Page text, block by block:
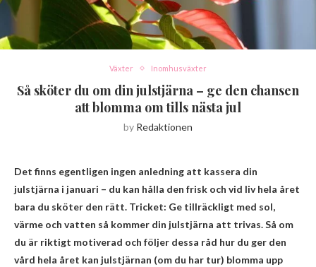
Växter Inomhusväxter
Så sköter du om din julstjärna – ge den chansen
att blomma om tills nästa jul
by Redaktionen
Det finns egentligen ingen anledning att kassera din
julstjärna i januari – du kan hålla den frisk och vid liv hela året
bara du sköter den rätt. Tricket: Ge tillräckligt med sol,
värme och vatten så kommer din julstjärna att trivas. Så om
du är riktigt motiverad och följer dessa råd hur du ger den
vård hela året kan julstjärnan (om du har tur) blomma upp